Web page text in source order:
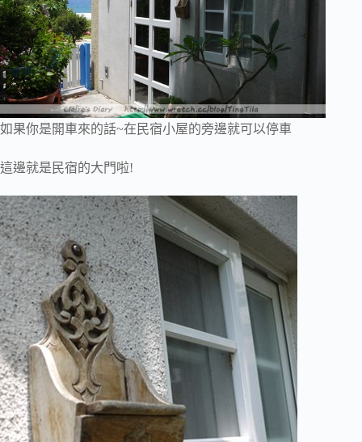
如果你是開車來的話~在民宿小屋的旁邊就可以停車
這邊就是民宿的大門啦!